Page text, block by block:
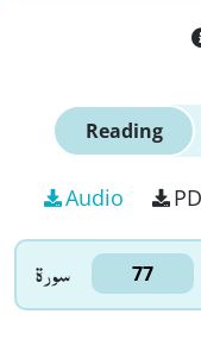
Reading
Audio
سورۃ 77